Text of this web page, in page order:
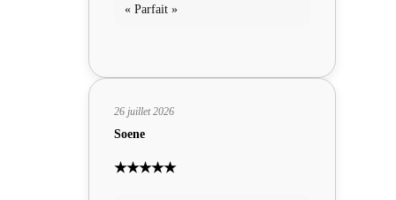
« Parfait »
26 juillet 2026
Soene
★★★★★